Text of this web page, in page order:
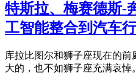
特斯拉、梅赛德斯-
工智能整合到汽车
库拉比图尔和狮子座现在的
大的，也不如狮子座充满哀悼。